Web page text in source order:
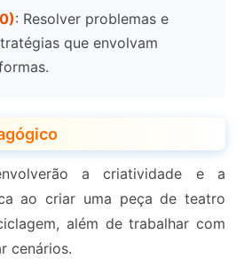
: Resolver problemas e
que envolvam
a criatividade e a
ao criar uma peça de teatro
além de trabalhar com
cenários.